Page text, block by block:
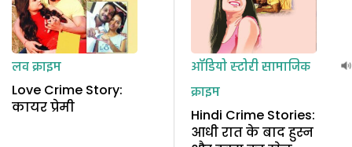
लव क्राइम
Love Crime Story:
कायर प्रेमी
ऑडियो स्टोरीसामाजिक
क्राइम
Hindi Crime Stories:
आधी रात के बाद हुस्न